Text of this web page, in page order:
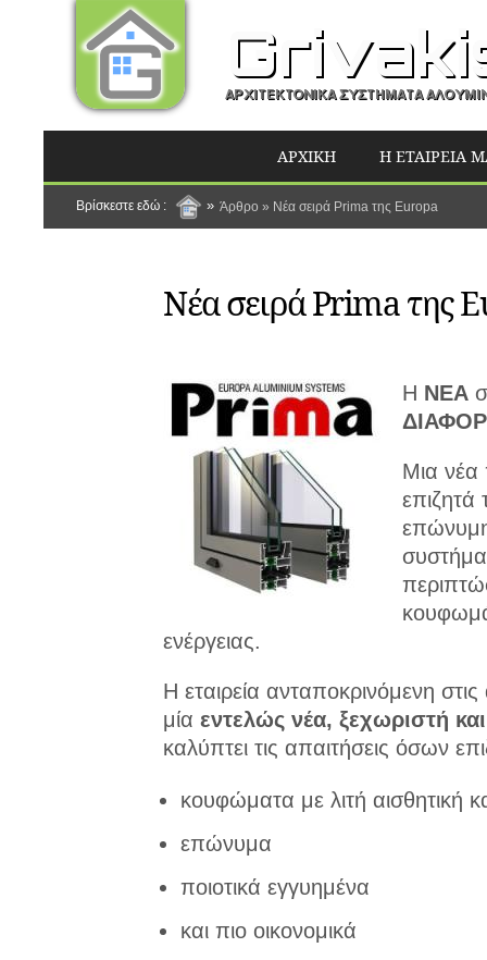
ΑΡΧΙΚΗ Η ΕΤΑΙΡΕΙΑ
Είστε εδώ Άρθρο » Νέα σειρά Prima της Europa
Νέα σειρά Prima της
H ΝΕΑ
Mια
επιζητά
ενέργειας.
Η εταιρεία ανταποκρινόμενη
μία εντελώς νέα, ξεχωριστή
καλύπτει τις απαιτήσεις όσων
κουφώματα με λιτή αισθητική
επώνυμα
ποιοτικά εγγυημένα
και πιο οικονομικά